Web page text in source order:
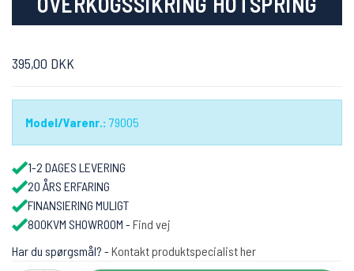
395,00 DKK
Model/Varenr.: 79005
1-2 DAGES LEVERING
20 ÅRS ERFARING
FINANSIERING MULIGT
800KVM SHOWROOM - Find vej
Har du spørgsmål? - Kontakt produktspecialist her